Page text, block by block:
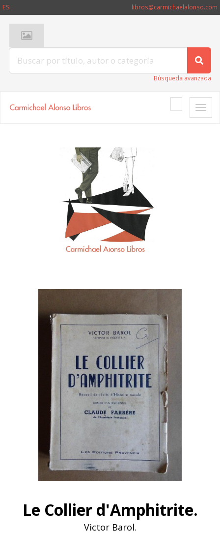
ES libros@carmichaelalonso.com
Búsqueda avanzada
Toggle
Le Collier d'Amphitrite.
Victor Barol.